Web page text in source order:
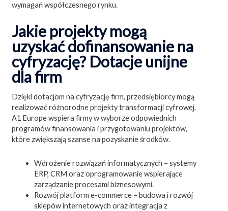
wymagań współczesnego rynku.
Jakie projekty mogą
uzyskać dofinansowanie na
cyfryzację? Dotacje unijne
dla firm
Dzięki dotacjom na cyfryzację firm, przedsiębiorcy mogą
realizować różnorodne projekty transformacji cyfrowej.
A1 Europe wspiera firmy w wyborze odpowiednich
programów finansowania i przygotowaniu projektów,
które zwiększają szanse na pozyskanie środków.
Wdrożenie rozwiązań informatycznych – systemy
ERP, CRM oraz oprogramowanie wspierające
zarządzanie procesami biznesowymi.
Rozwój platform e-commerce – budowa i rozwój
sklepów internetowych oraz integracja z